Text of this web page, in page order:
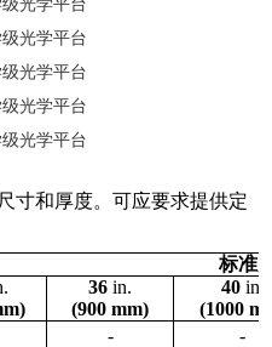
寸和厚度。可应要求提供定
标准
)
36 in.
(900 mm)
40in.
(1000
-
-